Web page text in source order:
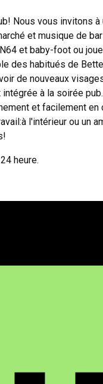
Nous vous invitons
et musique de
et baby-foot ou
des habitués de
de nouveaux
à la soirée
et facilement
l'intérieur ou un
heure.